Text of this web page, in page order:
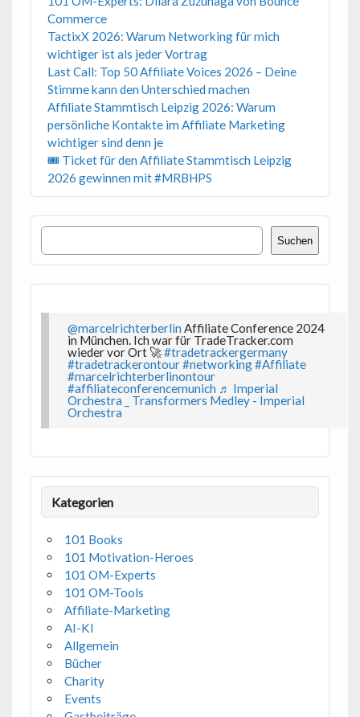
Commerce
TactixX 2026: Warum Networking für mich
wichtiger ist als jeder Vortrag
Last Call: Top 50 Affiliate Voices 2026 – Deine
Stimme kann den Unterschied machen
Affiliate Stammtisch Leipzig 2026: Warum
persönliche Kontakte im Affiliate Marketing
wichtiger sind denn je
🎟 Ticket für den Affiliate Stammtisch Leipzig
2026 gewinnen mit #MRBHPS
Suchen
Suchen
@marcelrichterberlin Affiliate Conference 2024
in München. Ich war für TradeTracker.com
wieder vor Ort 🚀#tradetrackergermany
#tradetrackerontour#networking#Affiliate
#marcelrichterberlinontour
#affiliateconferencemunich ♬ Imperial
Orchestra _ Transformers Medley - Imperial
Orchestra
Kategorien
101 Books
101 Motivation-Heroes
101 OM-Experts
101 OM-Tools
Affiliate-Marketing
AI-KI
Allgemein
Bücher
Charity
Events